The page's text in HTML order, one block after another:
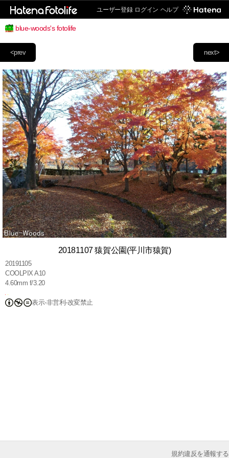
ユーザー登録 ログイン ヘルプ
blue-woods's fotolife
next>
<prev
20181107 猿賀公園(平川市猿賀)
20191105
COOLPIX A10
4.60mm f/3.20
表示-非営利-改変禁止
規約違反を通報する